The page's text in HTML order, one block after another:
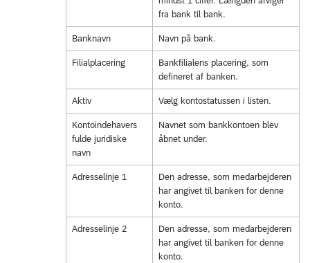
fra bank til bank.
Banknavn Navn på bank.
Filialplacering
Bankfilialens placering, som
defineret af banken.
Aktiv Vælg kontostatussen i listen.
Kontoindehavers
fulde juridiske
navn
Navnet som bankkontoen blev
åbnet under.
Adresselinje 1
Den adresse, som medarbejderen
har angivet til banken for denne
konto.
Adresselinje 2
Den adresse, som medarbejderen
har angivet til banken for denne
konto.